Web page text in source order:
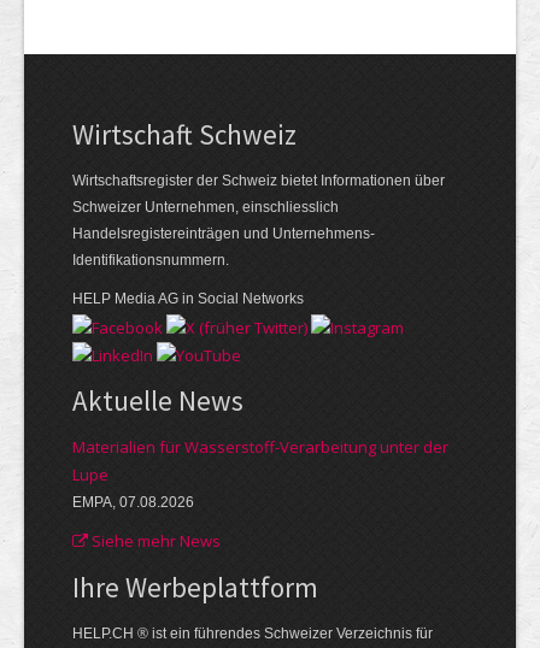
Wirtschaft Schweiz
Wirtschaftsregister der Schweiz bietet Informationen über
Schweizer Unternehmen, einschliesslich
Handelsregistereinträgen und Unternehmens-
Identifikationsnummern.
HELP Media AG in Social Networks
Aktuelle News
Materialien für Wasserstoff-Verarbeitung unter der
Lupe
EMPA, 07.08.2026
Siehe mehr News
Ihre Werbe­plattform
HELP.CH ® ist ein führendes Schweizer Verzeichnis für